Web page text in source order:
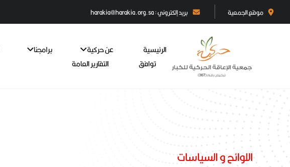
موقع الجمعية بريد إلكتروني : harakia@harakia.org.sa
الرئيسية عن حركية برامجنا
توافق
التقارير العامة
اللوائح و السياسات